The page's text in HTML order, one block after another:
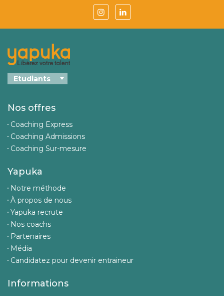
Nos offres
Coaching Express
Coaching Admissions
Coaching Sur-mesure
Yapuka
Notre méthode
À propos de nous
Yapuka recrute
Nos coachs
Partenaires
Média
Candidatez pour devenir entraineur
Informations